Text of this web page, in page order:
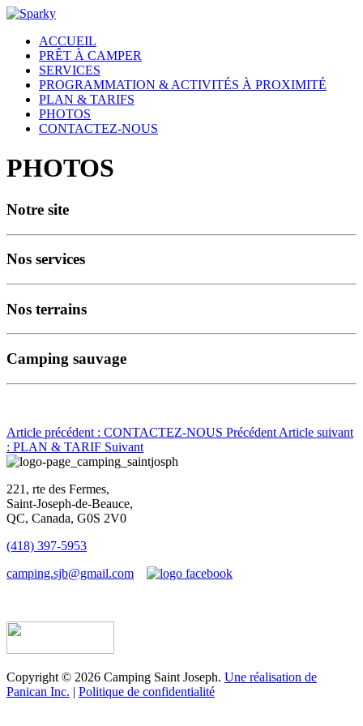
ACCUEIL
PRÊT À CAMPER
SERVICES
PROGRAMMATION & ACTIVITÉS À PROXIMITÉ
PLAN & TARIFS
PHOTOS
CONTACTEZ-NOUS
PHOTOS
Notre site
Nos services
Nos terrains
Camping sauvage
Article précédent : CONTACTEZ-NOUS Précédent Article suivant
: PLAN & TARIF Suivant
221, rte des Fermes,
Saint-Joseph-de-Beauce,
QC, Canada, G0S 2V0
(418) 397-5953
camping.sjb@gmail.com
Copyright © 2026 Camping Saint Joseph. Une réalisation de
Panican Inc. | Politique de confidentialité